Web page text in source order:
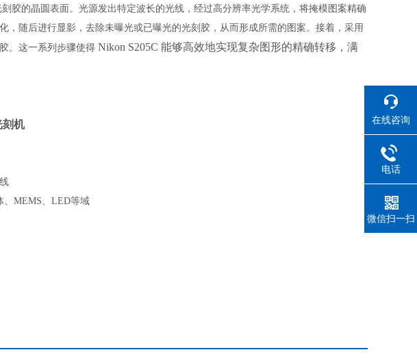
胶的晶圆表面。光源发出特定波长的光线，经过高分辨率光学系统，将掩模图案精确
，随后进行显影，去除未曝光或已曝光的光刻胶，从而形成所需的图案。接着，采用
。这一系列步骤使得 Nikon S205C 能够高效地实现复杂图形的精确转移，满
刻机
MEMS、LED等域
在线咨询
电话
微信扫一扫